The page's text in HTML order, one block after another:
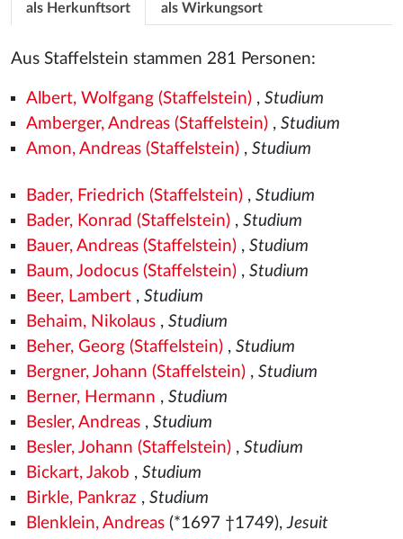
als Herkunftsort als Wirkungsort
Aus Staffelstein stammen 281 Personen:
Albert, Wolfgang (Staffelstein), Studium
Amberger, Andreas (Staffelstein), Studium
Amon, Andreas (Staffelstein), Studium
Bader, Friedrich (Staffelstein), Studium
Bader, Konrad (Staffelstein), Studium
Bauer, Andreas (Staffelstein), Studium
Baum, Jodocus (Staffelstein), Studium
Beer, Lambert, Studium
Behaim, Nikolaus, Studium
Beher, Georg (Staffelstein), Studium
Bergner, Johann (Staffelstein), Studium
Berner, Hermann , Studium
Besler, Andreas, Studium
Besler, Johann (Staffelstein), Studium
Bickart, Jakob , Studium
Birkle, Pankraz , Studium
Blenklein, Andreas(*1697 †1749),Jesuit